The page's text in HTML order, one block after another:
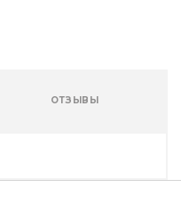
ОТЗЫВЫ